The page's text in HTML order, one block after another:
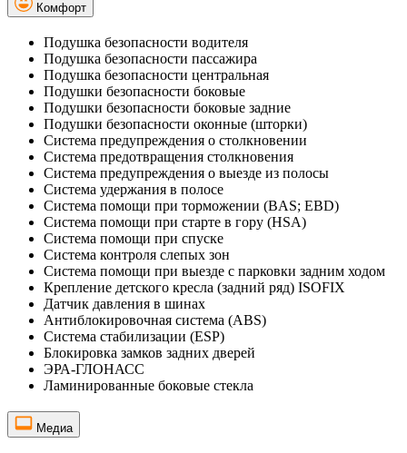
Комфорт
Подушка безопасности водителя
Подушка безопасности пассажира
Подушка безопасности центральная
Подушки безопасности боковые
Подушки безопасности боковые задние
Подушки безопасности оконные (шторки)
Система предупреждения о столкновении
Система предотвращения столкновения
Система предупреждения о выезде из полосы
Система удержания в полосе
Система помощи при торможении (BAS; EBD)
Система помощи при старте в гору (HSA)
Система помощи при спуске
Система контроля слепых зон
Система помощи при выезде с парковки задним ходом
Крепление детского кресла (задний ряд) ISOFIX
Датчик давления в шинах
Антиблокировочная система (ABS)
Система стабилизации (ESP)
Блокировка замков задних дверей
ЭРА-ГЛОНАСС
Ламинированные боковые стекла
Медиа